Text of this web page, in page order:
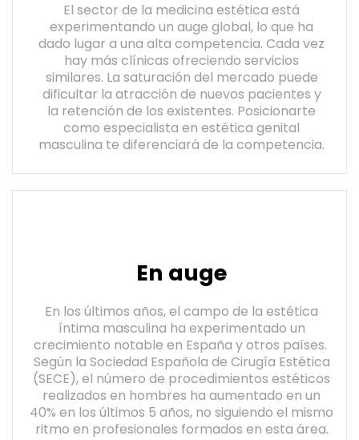
El sector de la medicina estética está
experimentando un auge global, lo que ha
dado lugar a una alta competencia. Cada vez
hay más clínicas ofreciendo servicios
similares. La saturación del mercado puede
dificultar la atracción de nuevos pacientes y
la retención de los existentes. Posicionarte
como especialista en estética genital
masculina te diferenciará de la competencia.
En auge
En los últimos años, el campo de la estética
íntima masculina ha experimentado un
crecimiento notable en España y otros países.
Según la Sociedad Española de Cirugía Estética
(SECE), el número de procedimientos estéticos
realizados en hombres ha aumentado en un
40% en los últimos 5 años, no siguiendo el mismo
ritmo en profesionales formados en esta área.